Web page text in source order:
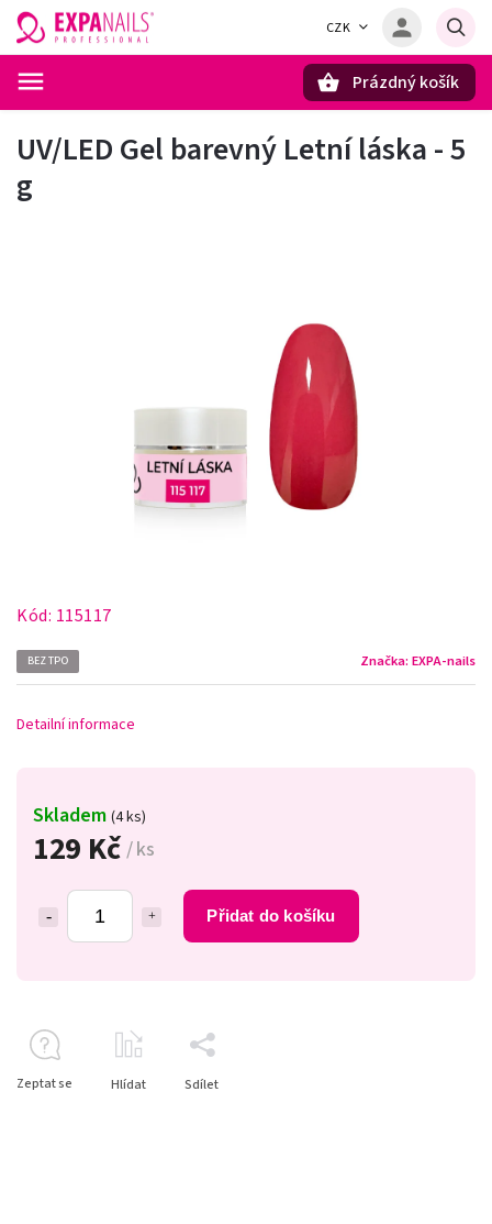
CZK
Prázdný košík
UV/LED Gel barevný Letní láska - 5
g
Kód: 115117
BEZ TPO Značka: EXPA-nails
129 Kč / ks
Přidat do košíku
Skladem (4 ks)
Detailní informace
Zeptat se Hlídat Sdílet